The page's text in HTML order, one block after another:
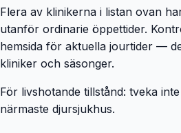
Flera av klinikerna i listan ovan
utanför ordinarie öppettider.
hemsida för aktuella jourtider —
kliniker och säsonger.
För livshotande tillstånd: tveka
närmaste djursjukhus.